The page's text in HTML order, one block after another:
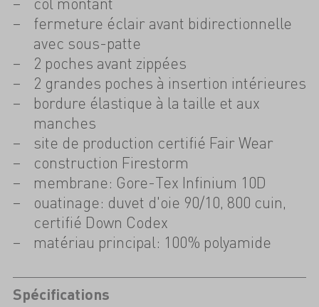
fermeture éclair avant bidirectionnelle
avec sous-patte
2 poches avant zippées
2 grandes poches à insertion intérieures
bordure élastique à la taille et aux
manches
site de production certifié Fair Wear
construction Firestorm
membrane: Gore-Tex Infinium 10D
ouatinage: duvet d'oie 90/10, 800 cuin,
certifié Down Codex
matériau principal: 100% polyamide
Spécifications